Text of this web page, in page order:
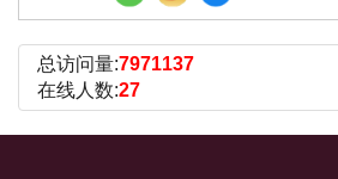
总访问量:7971137
在线人数:27